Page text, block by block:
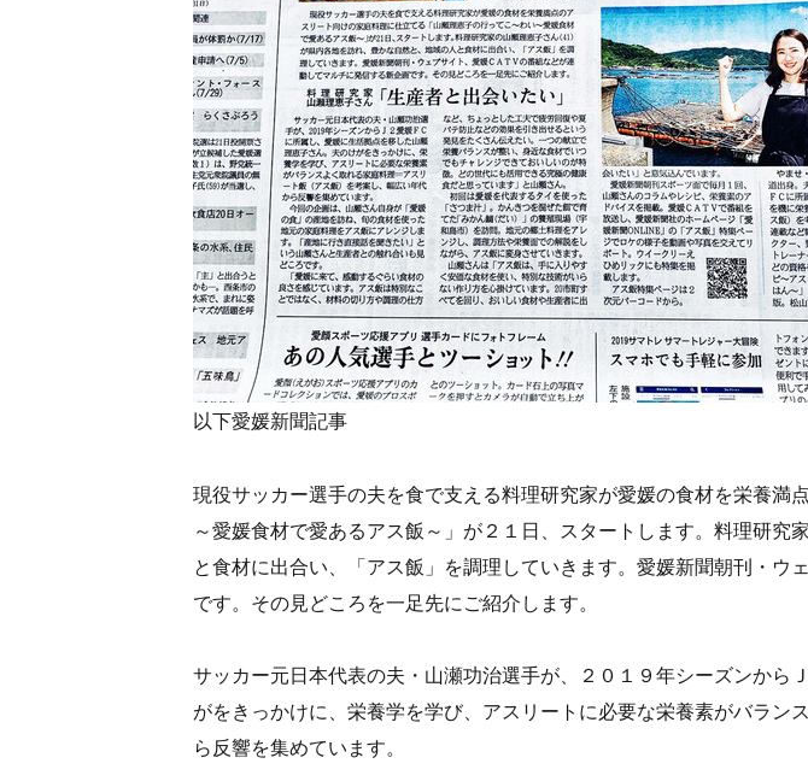
以下愛媛新聞記事
現役サッカー選手の夫を食で支える料理研究家が愛媛の食材を栄養
～愛媛食材で愛あるアス飯～」が２１日、スタートします。料理研
と食材に出合い、「アス飯」を調理していきます。愛媛新聞朝刊・
です。その見どころを一足先にご紹介します。
サッカー元日本代表の夫・山瀬功治選手が、２０１９年シーズンか
がをきっかけに、栄養学を学び、アスリートに必要な栄養素がバラ
ら反響を集めています。